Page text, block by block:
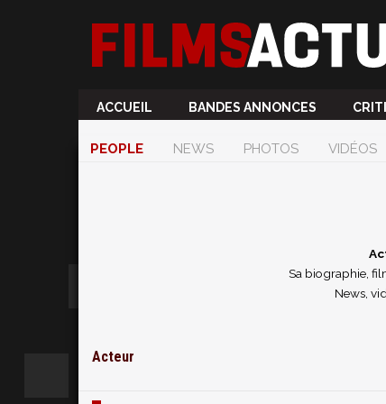
ACCUEIL BANDES ANNONCES
PEOPLE NEWS PHOTOS VIDÉOS
Sa biographie,
News,
Acteur